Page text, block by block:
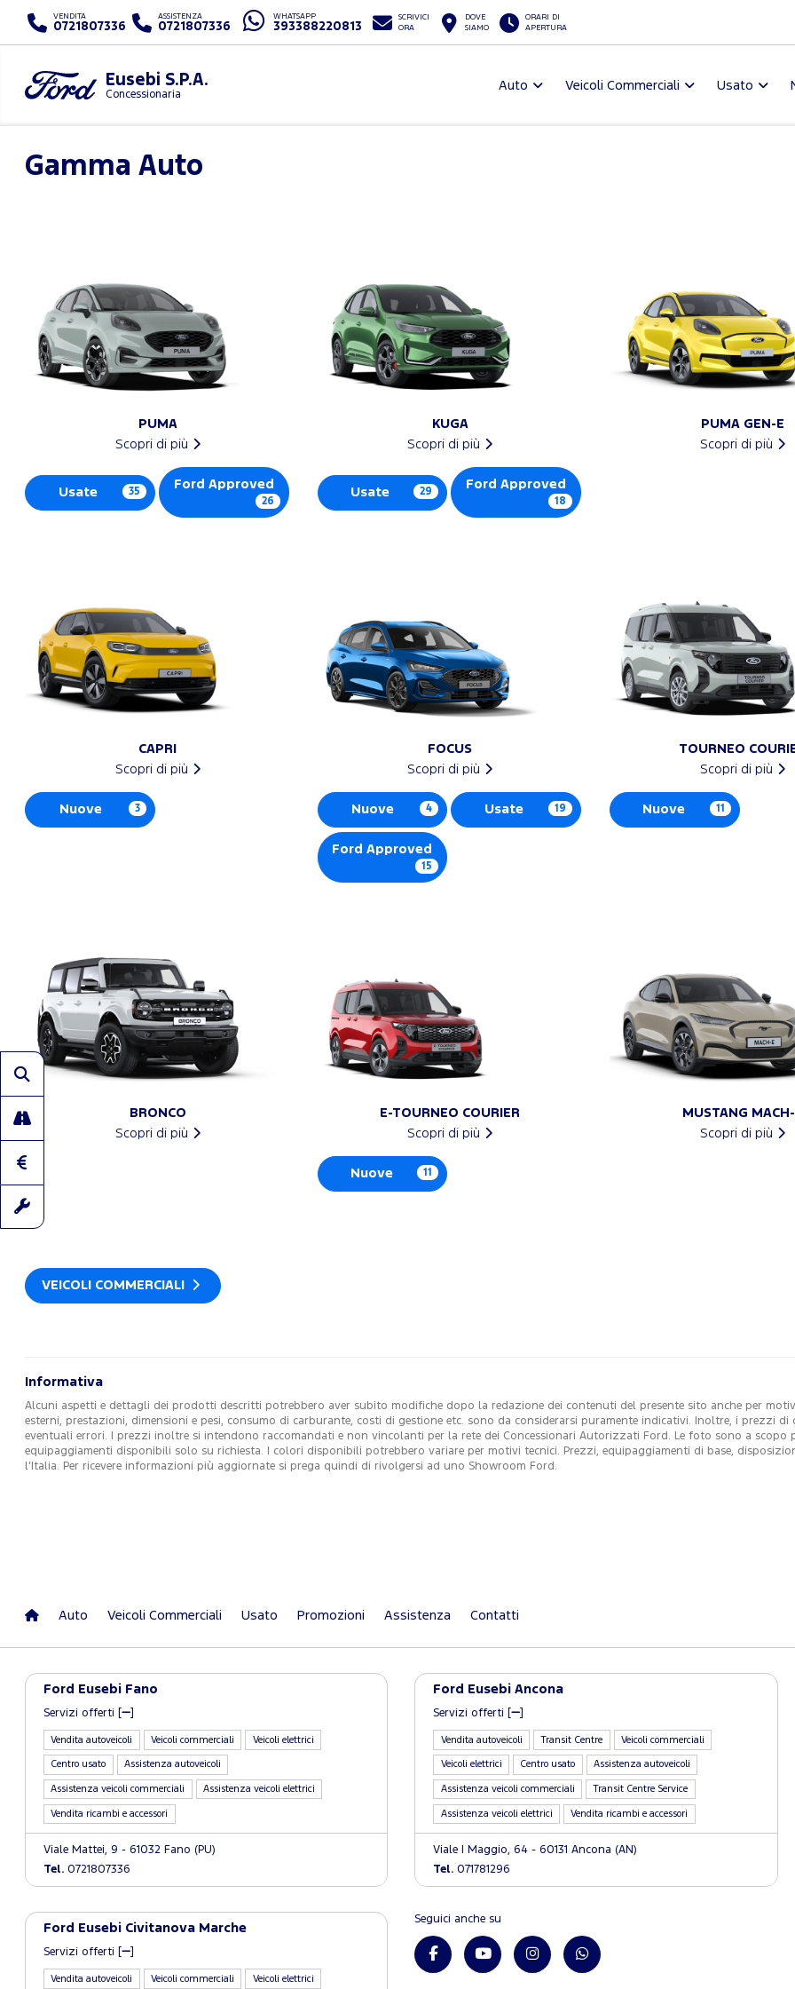
VENDITA
0721807336
ASSISTENZA
0721807336
WHATSAPP
393388220813
SCRIVICI
ORA
DOVE
SIAMO
ORARI DI
APERTURA
Eusebi S.P.A.
Concessionaria
Auto Veicoli Commerciali Usato
Gamma Auto
PUMA
Scopri di più
Usate 35
Ford Approved
26
KUGA
Scopri di più
Usate 29
Ford Approved
18
PUMA GEN-E
Scopri di più
CAPRI
Scopri di più
Nuove 3
FOCUS
Scopri di più
Nuove 4 Usate 19
Ford Approved
15
TOURNEO
Scopri di più
Nuove 11
BRONCO
Scopri di più
E-TOURNEO COURIER
Scopri di più
Nuove 11
MUSTANG
Scopri di più
VEICOLI COMMERCIALI
Informativa
Alcuni aspetti e dettagli dei prodotti descritti potrebbero aver subito modifiche dopo la redazione dei contenuti del presente sito anche per
esterni, prestazioni, dimensioni e pesi, consumo di carburante, costi di gestione etc. sono da considerarsi puramente indicativi. Inoltre, i prezzi
eventuali errori. I prezzi inoltre si intendono raccomandati e non vincolanti per la rete dei Concessionari Autorizzati Ford. Le foto sono a scopo
equipaggiamenti disponibili solo su richiesta. I colori disponibili potrebbero variare per motivi tecnici. Prezzi, equipaggiamenti di base,
l’Italia. Per ricevere informazioni più aggiornate si prega quindi di rivolgersi ad uno Showroom Ford.
Auto Veicoli Commerciali Usato Promozioni Assistenza Contatti
Ford Eusebi Fano
Servizi offerti [
Vendita autoveicoli Veicoli commerciali Veicoli elettrici
Centro usato Assistenza autoveicoli
Assistenza veicoli commerciali Assistenza veicoli elettrici
Vendita ricambi e accessori
Viale Mattei, 9 - 61032 Fano (PU)
Tel. 0721807336
Ford Eusebi Ancona
Servizi offerti [
Vendita autoveicoli Transit Centre Veicoli commerciali
Veicoli elettrici Centro usato Assistenza autoveicoli
Assistenza veicoli commerciali Transit Centre Service
Assistenza veicoli elettrici Vendita ricambi e accessori
Viale I Maggio, 64 - 60131 Ancona (AN)
Tel. 071781296
Ford Eusebi Civitanova Marche
Servizi offerti [
Vendita autoveicoli Veicoli commerciali Veicoli elettrici
Seguici anche su